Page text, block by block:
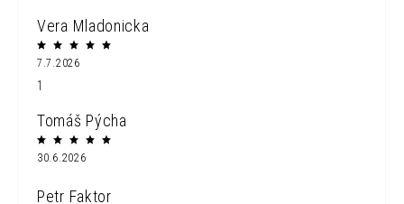
Vera Mladonicka
7.7.2026
1
Tomáš Pýcha
30.6.2026
Petr Faktor